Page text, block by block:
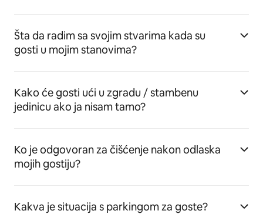
Šta da radim sa svojim stvarima kada su
gosti u mojim stanovima?
Kako će gosti ući u zgradu / stambenu
jedinicu ako ja nisam tamo?
Ko je odgovoran za čišćenje nakon odlaska
mojih gostiju?
Kakva je situacija s parkingom za goste?